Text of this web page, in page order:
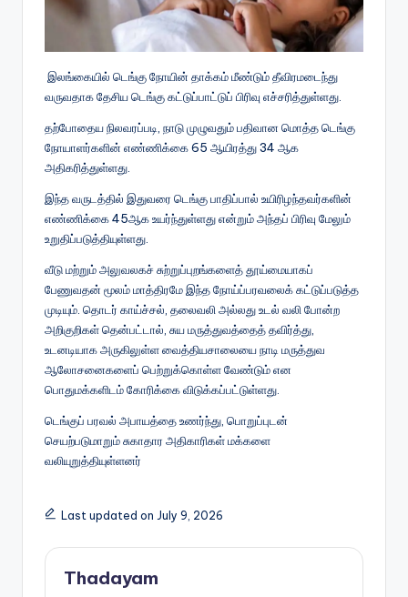
இலங்கையில் டெங்கு நோயின் தாக்கம் மீண்டும் தீவிரமடைந்து
வருவதாக தேசிய டெங்கு கட்டுப்பாட்டுப் பிரிவு எச்சரித்துள்ளது.
தற்போதைய நிலவரப்படி, நாடு முழுவதும் பதிவான மொத்த டெங்கு
நோயாளர்களின் எண்ணிக்கை 65 ஆயிரத்து 34 ஆக
அதிகரித்துள்ளது.
இந்த வருடத்தில் இதுவரை டெங்கு பாதிப்பால் உயிரிழந்தவர்களின்
எண்ணிக்கை 45ஆக உயர்ந்துள்ளது என்றும் அந்தப் பிரிவு மேலும்
உறுதிப்படுத்தியுள்ளது.
வீடு மற்றும் அலுவலகச் சுற்றுப்புறங்களைத் தூய்மையாகப்
பேணுவதன் மூலம் மாத்திரமே இந்த நோய்ப்பரவலைக் கட்டுப்படுத்த
முடியும். தொடர் காய்ச்சல், தலைவலி அல்லது உடல் வலி போன்ற
அறிகுறிகள் தென்பட்டால், சுய மருத்துவத்தைத் தவிர்த்து,
உடனடியாக அருகிலுள்ள வைத்தியசாலையை நாடி மருத்துவ
ஆலோசனைகளைப் பெற்றுக்கொள்ள வேண்டும் என
பொதுமக்களிடம் கோரிக்கை விடுக்கப்பட்டுள்ளது.
டெங்குப் பரவல் அபாயத்தை உணர்ந்து, பொறுப்புடன்
செயற்படுமாறும் சுகாதார அதிகாரிகள் மக்களை
வலியுறுத்தியுள்ளனர்
Last updated on July 9, 2026
Thadayam